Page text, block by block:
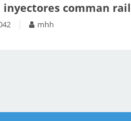
inyectores comman rail
mhh